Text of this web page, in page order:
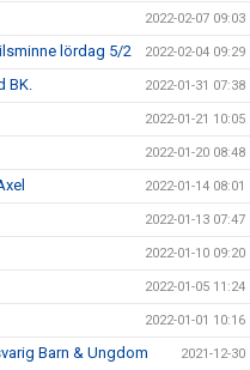
2022-02-07 09:03
lördag 5/2 2022-02-04 09:29
BK. 2022-01-31 07:38
2022-01-21 10:05
2022-01-20 08:48
2022-01-14 08:01
2022-01-13 07:47
2022-01-10 09:20
2022-01-05 11:24
2022-01-01 10:16
Barn & Ungdom 2021-12-30